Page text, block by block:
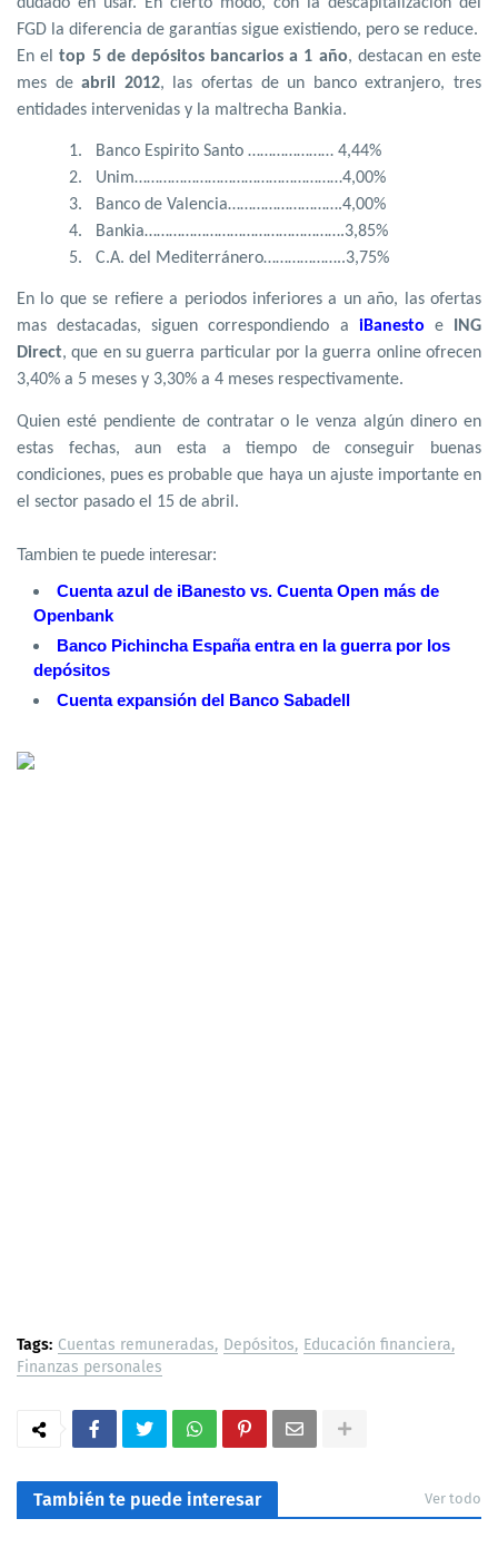
FGD la diferencia de garantías sigue existiendo, pero se reduce.
En eltop 5 de depósitos bancarios a 1 año, destacan en este
mes deabril 2012, las ofertas de un banco extranjero, tres
entidades intervenidas y la maltrecha Bankia.
1.
Banco Espirito Santo ………………… 4,44%
2.
Unim……………………………………………4,00%
3.
Banco de Valencia……………………….4,00%
4.
Bankia………………………………………….3,85%
5.
C.A. del Mediterránero………………..3,75%
En lo que se refiere a periodos inferiores a un año, las ofertas
mas destacadas, siguen correspondiendo a iBanesto e ING
Direct, que en su guerra particular por la guerra online ofrecen
3,40% a 5 meses y 3,30% a 4 meses respectivamente.
Quien esté pendiente de contratar o le venza algún dinero en
estas fechas, aun esta a tiempo de conseguir buenas
condiciones, pues es probable que haya un ajuste importante en
el sector pasado el 15 de abril.
Tambien te puede interesar:
Cuenta azul de iBanesto vs. Cuenta Open más de
Openbank
Banco Pichincha España entra en la guerra por los
depósitos
Cuenta expansión del Banco Sabadell
Tags: Cuentas remuneradas Depósitos Educación financiera
Finanzas personales
También te puede interesar Ver todo